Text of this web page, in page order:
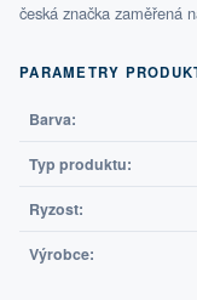
česká značka zaměřená
PARAMETRY
Barva:
Typ produktu:
Ryzost:
Výrobce: